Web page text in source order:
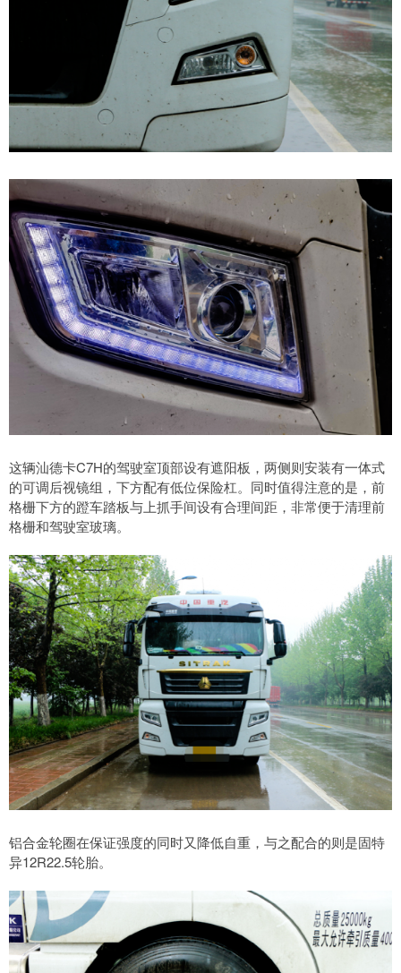
这辆汕德卡C7H的驾驶室顶部设有遮阳板，两侧则安装有一体式
的可调后视镜组，下方配有低位保险杠。同时值得注意的是，前
格栅下方的蹬车踏板与上抓手间设有合理间距，非常便于清理前
格栅和驾驶室玻璃。
铝合金轮圈在保证强度的同时又降低自重，与之配合的则是固特
异12R22.5轮胎。